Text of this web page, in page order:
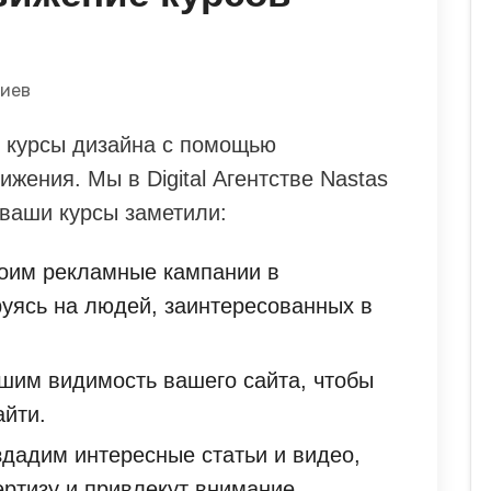
курсы дизайна с помощью
Мы в Digital Агентстве Nastas
курсы заметили:
рекламные кампании в
на людей, заинтересованных в
видимость вашего сайта, чтобы
интересные статьи и видео,